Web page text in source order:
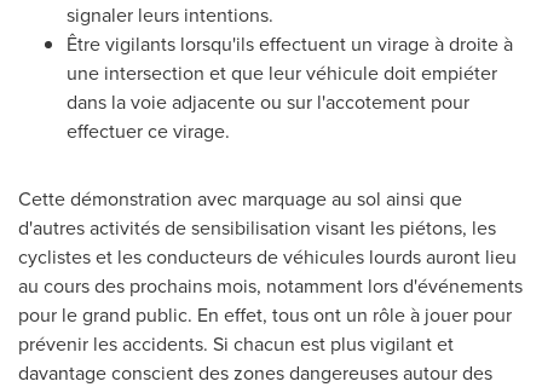
signaler leurs intentions.
Être vigilants lorsqu'ils effectuent un virage à droite à
une intersection et que leur véhicule doit empiéter
dans la voie adjacente ou sur l'accotement pour
effectuer ce virage.
Cette démonstration avec marquage au sol ainsi que
d'autres activités de sensibilisation visant les piétons, les
cyclistes et les conducteurs de véhicules lourds auront lieu
au cours des prochains mois, notamment lors d'événements
pour le grand public. En effet, tous ont un rôle à jouer pour
prévenir les accidents. Si chacun est plus vigilant et
davantage conscient des zones dangereuses autour des